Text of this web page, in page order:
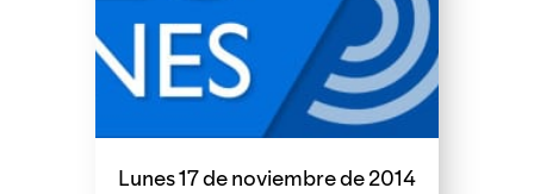
Lunes 17 de noviembre de 2014